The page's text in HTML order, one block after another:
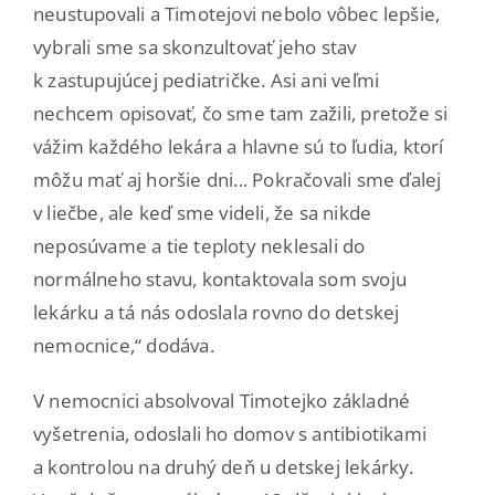
neustupovali a Timotejovi nebolo vôbec lepšie,
vybrali sme sa skonzultovať jeho stav
k zastupujúcej pediatričke. Asi ani veľmi
nechcem opisovať, čo sme tam zažili, pretože si
vážim každého lekára a hlavne sú to ľudia, ktorí
môžu mať aj horšie dni... Pokračovali sme ďalej
v liečbe, ale keď sme videli, že sa nikde
neposúvame a tie teploty neklesali do
normálneho stavu, kontaktovala som svoju
lekárku a tá nás odoslala rovno do detskej
nemocnice,“ dodáva.
V nemocnici absolvoval Timotejko základné
vyšetrenia, odoslali ho domov s antibiotikami
a kontrolou na druhý deň u detskej lekárky.